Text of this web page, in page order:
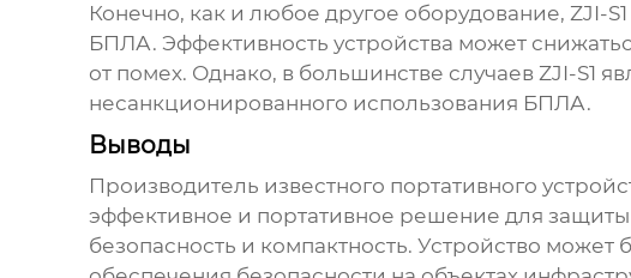
Конечно, как и любое другое оборудование, ZJI-
БПЛА. Эффективность устройства может
от помех. Однако, в большинстве случаев ZJI-
несанкционированного использования БПЛА.
Выводы
Производитель известного портативного
эффективное и портативное решение для
безопасность и компактность. Устройство